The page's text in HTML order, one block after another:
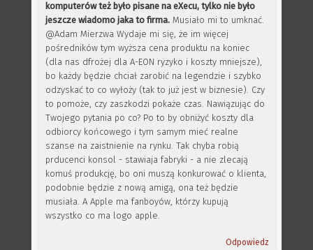
komputerów też było pisane na eXecu, tylko nie było
jeszcze wiadomo jaka to firma. Musiało mi to umknać.
@Adam Mierzwa Wydaje mi się, że im więcej
pośredników tym wyższa cena produktu na koniec
(dla nas dfrożej dla A-EON ryzyko i koszty mniejsze),
bo każdy będzie chciał zarobić na legendzie i szybko
odzyskać to co wyłoży (tak to już jest w biznesie). Czy
to pomoże, czy zaszkodzi pokaże czas. Nawiązując do
Twojego pytania po co? Po to by obniżyć koszty dla
odbiorcy końcowego i tym samym mieć realne
szanse na zaistnienie na rynku. Tak chyba robią
prducenci konsol - stawiaja fabryki - a nie zlecają
komuś produkcję, bo oni muszą konkurować o klienta,
podobnie będzie z nową amigą, ona też będzie
musiała. A Apple ma fanboyów, którzy kupują
wszystko co ma logo apple.
Odpowiedz